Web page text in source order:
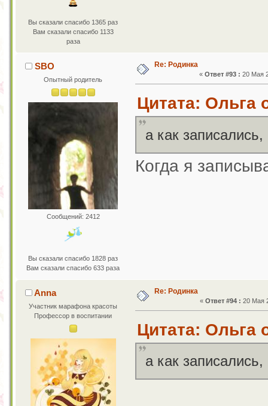
Вы сказали спасибо 1365 раз
Вам сказали спасибо 1133
раза
SBO
Опытный родитель
Сообщений: 2412
Вы сказали спасибо 1828 раз
Вам сказали спасибо 633 раза
Re: Родинка
«Ответ #93 : 20 Мая
Цитата: Ольга
а как
Когда я
Anna
Участник марафона красоты
Профессор в воспитании
Re: Родинка
« Ответ #94 : 20 Мая
Цитата: Ольга
а как